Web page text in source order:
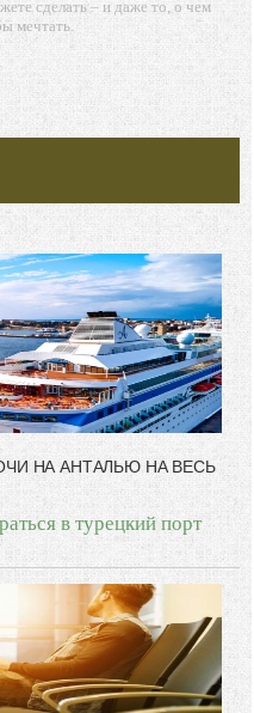
сделать – и даже то, о чем
мечтать.
всего. И мыслями можно
работать над
к мечте. Живите той жизнью,
пугающий — самолюбование.
советом, это пропустить его
никому, кроме того, кто его
люблю, когда их дают мне.
НА АНТАЛЬЮ НА ВЕСЬ
в турецкий порт